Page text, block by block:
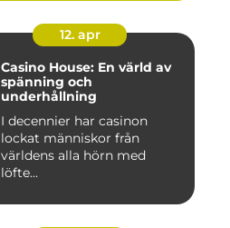
12. apr
Casino House: En värld av
spänning och
underhållning
I decennier har casinon
lockat människor från
världens alla hörn med
löfte...